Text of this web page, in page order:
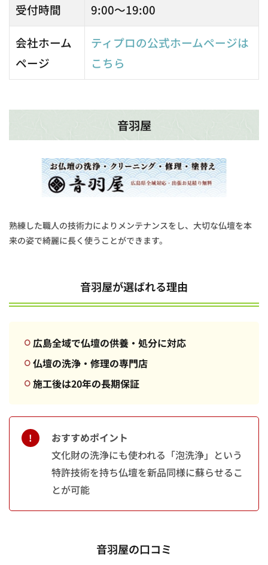
4.3.1.1
稿
受付時間 9:00～19:00
会社ホーム
ページ
ティプロの公式ホームページは
こちら
音羽屋
熟練した職人の技術力によりメンテナンスをし、大切な仏壇を本
来の姿で綺麗に長く使うことができます。
音羽屋が選ばれる理由
広島全域で仏壇の供養・処分に対応
仏壇の洗浄・修理の専門店
施工後は20年の長期保証
おすすめポイント
文化財の洗浄にも使われる「泡洗浄」という
特許技術を持ち仏壇を新品同様に蘇らせるこ
とが可能
音羽屋の口コミ